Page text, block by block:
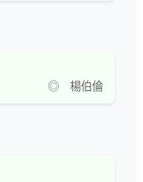
◎ 楊伯倫